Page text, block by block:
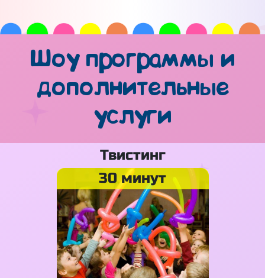
Шоу программы и
дополнительные
услуги
Твистинг
30 минут